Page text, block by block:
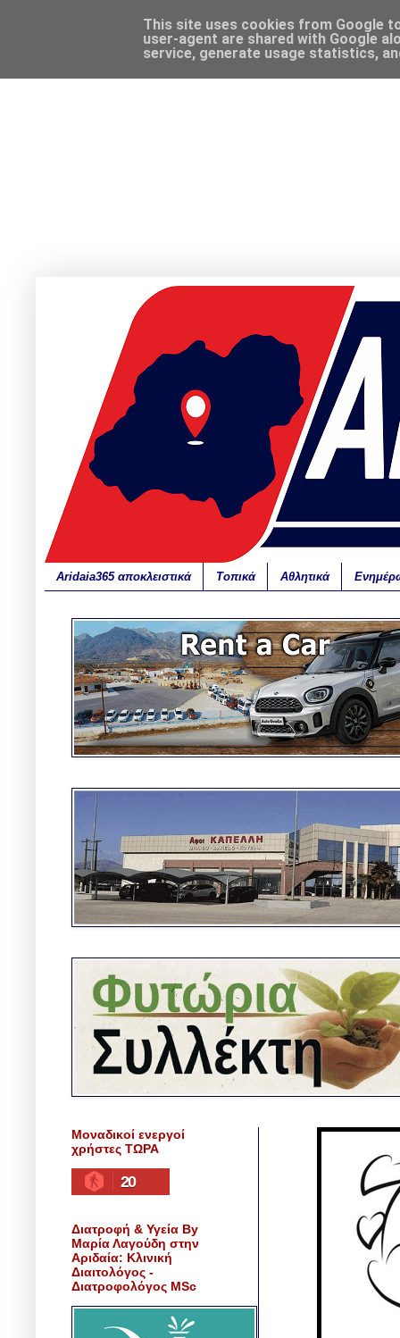
Aridaia365 αποκλειστικά Τοπικά Αθλητικά
Μοναδικοί ενεργοί
χρήστες ΤΩΡΑ
20
Διατροφή & Υγεία By
Μαρία Λαγούδη στην
Αριδαία: Κλινική
Διαιτολόγος -
Διατροφολόγος MSc
This site uses cookies from Google
user-agent are shared with Google
service, generate usage statistics,